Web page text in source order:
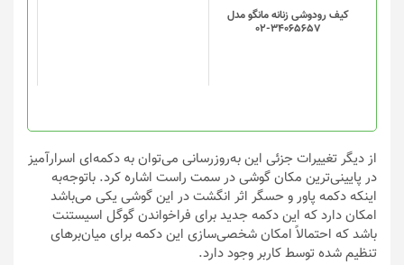
کیف رودوشی زنانه مانگو مدل
34065657-02
از دیگر تغییرات جزئی این به‌روزرسانی می‌توان به دکمه‌ای اسرارآمیز
در پایینی‌ترین مکان گوشی در سمت راست اشاره کرد. باتوجه‌به
اینکه دکمه پاور و حسگر اثر انگشت در این گوشی یکی می‌باشد
امکان دارد که این دکمه جدید برای فراخواندن گوگل اسیستنت
باشد که احتمالاً امکان شخصی‌سازی این دکمه برای میان‌برهای
تنظیم شده توسط کاربر وجود دارد.